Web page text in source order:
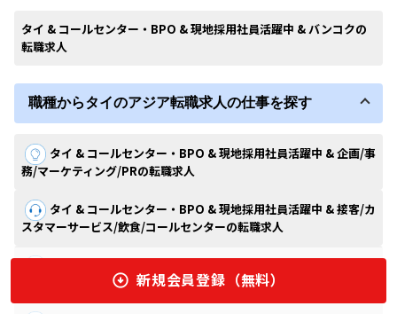
タイ & コールセンター・BPO & 現地採用社員活躍中 & バンコクの
転職求人
職種からタイのアジア転職求人の仕事を探す
タイ & コールセンター・BPO & 現地採用社員活躍中 & 企画/事
務/マーケティング/PRの転職求人
タイ & コールセンター・BPO & 現地採用社員活躍中 & 接客/カ
スタマーサービス/飲食/コールセンターの転職求人
ジニア（オープン系/汎用系）の転職求人
新規会員登録（無料）